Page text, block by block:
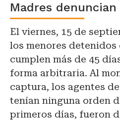
Madres
El viernes, 15 de
los menores
cumplen más de 45
forma arbitraria. Al
captura, los agentes
tenían ninguna orden
primeros días, fueron